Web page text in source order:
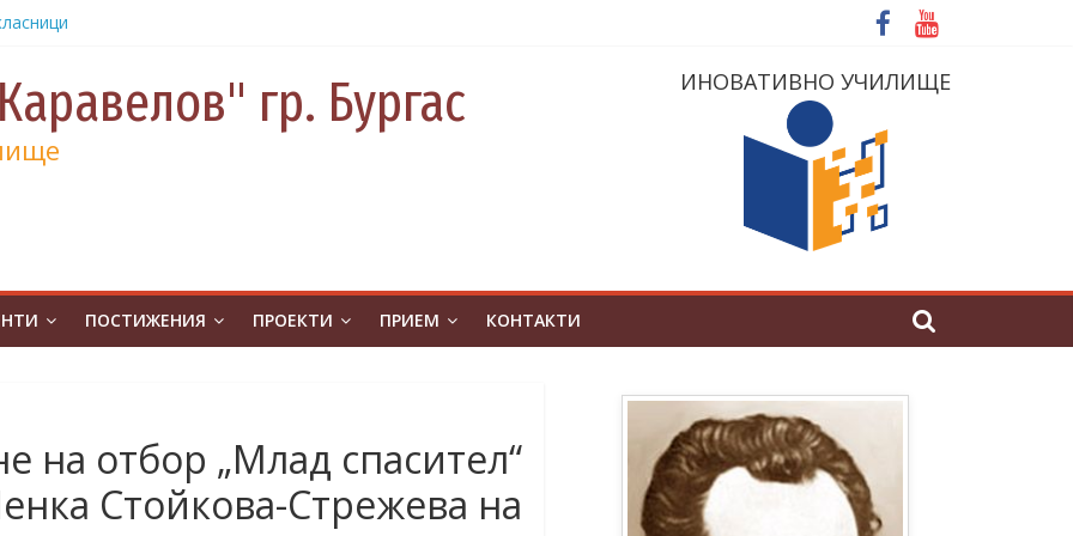
с
за
в ОУ
гр. Бургас ИНОВАТИВНО УЧИЛИЩЕ
ПОСТИЖЕНИЯ ПРОЕКТИ ПРИЕМ КОНТАКТИ
на отбор „Млад спасител“
Стойкова-Стрежева на